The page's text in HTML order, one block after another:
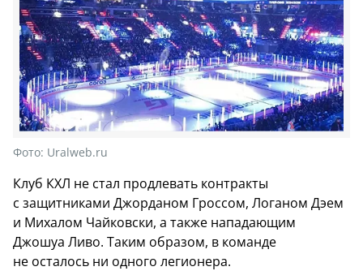
Фото: Uralweb.ru
Клуб КХЛ не стал продлевать контракты
с защитниками Джорданом Гроссом, Логаном Дэем
и Михалом Чайковски, а также нападающим
Джошуа Ливо. Таким образом, в команде
не осталось ни одного легионера.